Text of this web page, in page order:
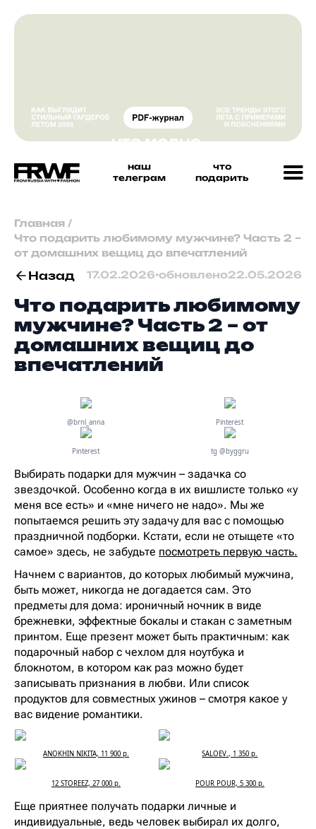
наш
телеграм
что
подарить
Главная /
Что подарить любимому мужчине? Часть 2 –
от домашних вещиц до впечатлений
Назад 17.02.2026•обновлено22.05.2026
Что подарить любимому
мужчине? Часть 2 – от
домашних вещиц до
впечатлений
@brnl_anna Pinterest
Pinterest tg @byggru
Выбирать подарки для мужчин – задачка со
звездочкой. Особенно когда в их вишлисте только «у
меня все есть» и «мне ничего не надо». Мы же
попытаемся решить эту задачу для вас с помощью
праздничной подборки. Кстати, если не отыщете «то
самое» здесь, не забудьте посмотреть первую часть.
Начнем с вариантов, до которых любимый мужчина,
быть может, никогда не догадается сам. Это
предметы для дома: ироничный ночник в виде
брежневки, эффектные бокалы и стакан с заметным
принтом. Еще презент может быть практичным: как
подарочный набор с чехлом для ноутбука и
блокнотом, в котором как раз можно будет
записывать признания в любви. Или список
продуктов для совместных ужинов – смотря какое у
вас видение романтики.
ANOKHIN NIKITA, 11 900 р. SALOEV., 1 350 р.
12 STOREEZ, 27 000 р. POUR POUR, 5 300 р.
Еще приятнее получать подарки личные и
индивидуальные, ведь человек выбирал их долго,